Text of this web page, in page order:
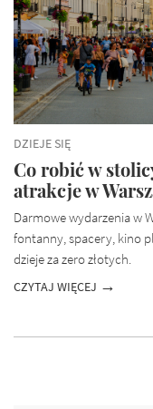
DZIEJE SIĘ
Co robić w
atrakcje w
Darmowe wydarzenia w
fontanny, spacery, kino
dzieje za zero złotych.
CZYTAJ WIĘCEJ